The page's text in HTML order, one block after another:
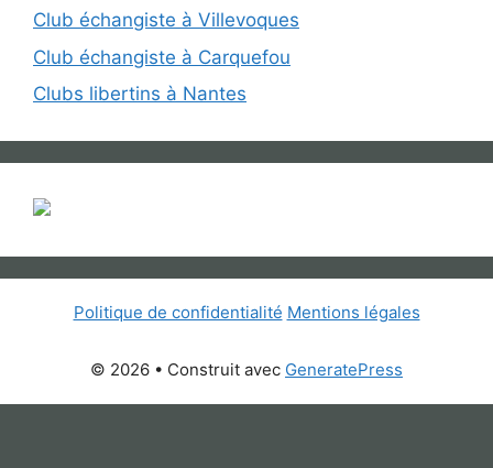
Club échangiste à Villevoques
Club échangiste à Carquefou
Clubs libertins à Nantes
Politique de confidentialité Mentions légales
© 2026 • Construit avec GeneratePress